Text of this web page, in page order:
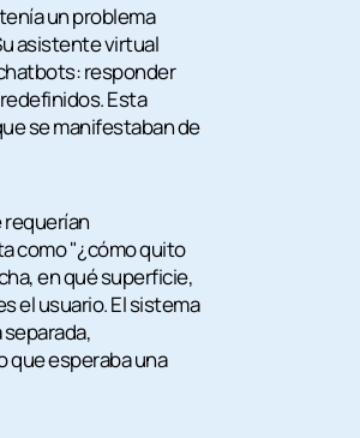
un problema
asistente virtual
responder
Esta
se manifestaban de
requerían
como "¿cómo quito
en qué superficie,
el usuario. El sistema
que esperaba una